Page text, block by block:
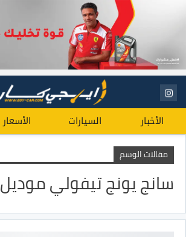
الأخبار السيارات الأسعار
مقالات الوسم
سانج يونج تيفولي موديل 2020